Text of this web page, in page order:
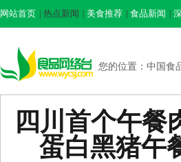
网站首页 | 热点新闻 | 美食推荐 | 食品新闻 |
您的位置： 中国食
四川首个午餐
蛋白黑猪午